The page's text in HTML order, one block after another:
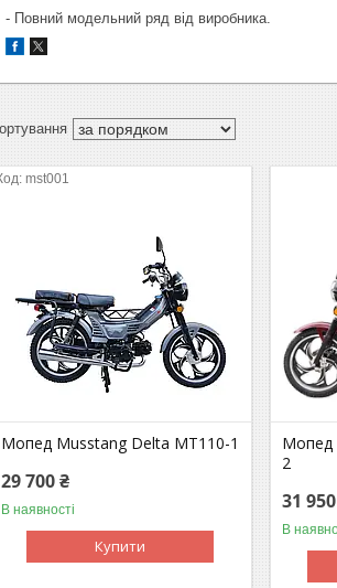
- Повний модельний ряд від виробника.
mst001
Мопед Musstang Delta MT110-1
29 700 ₴
В наявності
Купити
Мопед
2
31
В